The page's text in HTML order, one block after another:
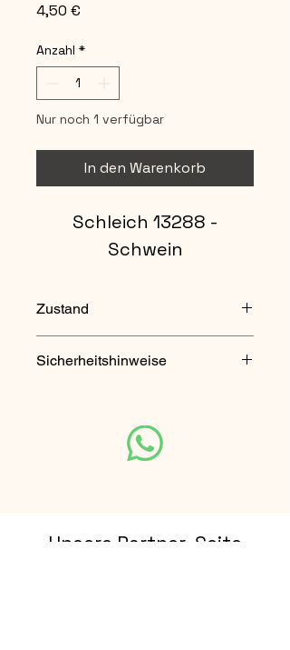
4,50 €
Anzahl *
Nur noch 1 verfügbar
In den Warenkorb
Schleich 13288 -
Schwein
Zustand
Sicherheitshinweise
Unsere Partner-Seite